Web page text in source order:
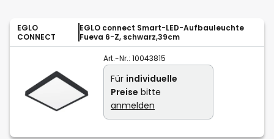
EGLO
CONNECT
EGLO connect Smart-LED-Aufbauleuchte
Fueva 6-Z, schwarz,39cm
Art.-Nr.: 10043815
Für individuelle
Preise bitte
anmelden